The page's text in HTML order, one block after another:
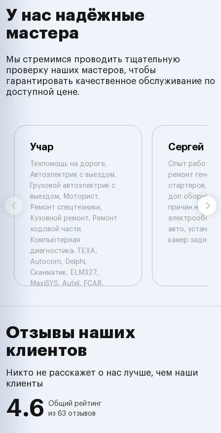
У нас надёжные
мастера
Мы стремимся проводить тщательную
проверку наших мастеров, чтобы
гарантировать качественное обслуживание по
доступной цене.
Учар
Техпомощь на дороге,
Автоэлектрик с выездом,
Грузовой автоэлектрик с
выездом, Моторист,
Ремонт спецтехники,
Кузовной ремонт, Ремонт
ходовой части.
Компьютерная
диагностика: TEXA,
Autocom, Delphi,
Сканматик, ELM327,
MaxiSYS, Autel, FCAR,
Электрика, двигатель, КПП,
работы
Сергей
Опыт работы
ремонт
стартеров,
доп
причин не
авто,
камер заднего
Отзывы наших
клиентов
Никто не расскажет о нас лучше, чем наши
клиенты
4.6
Общий рейтинг
из 63 отзывов